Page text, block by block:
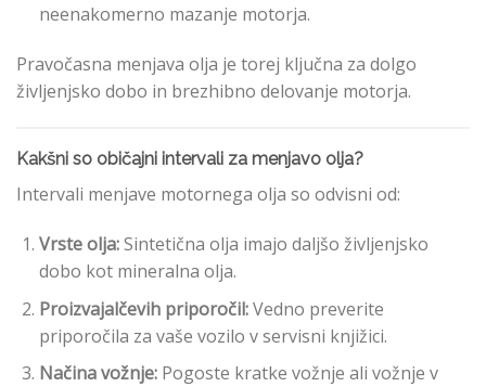
neenakomerno mazanje motorja.
Pravočasna menjava olja je torej ključna za dolgo
življenjsko dobo in brezhibno delovanje motorja.
Kakšni so običajni intervali za menjavo olja?
Intervali menjave motornega olja so odvisni od:
Vrste olja:Sintetična olja imajo daljšo življenjsko
dobo kot mineralna olja.
Proizvajalčevih priporočil:Vedno preverite
priporočila za vaše vozilo v servisni knjižici.
Načina vožnje:Pogoste kratke vožnje ali vožnje v